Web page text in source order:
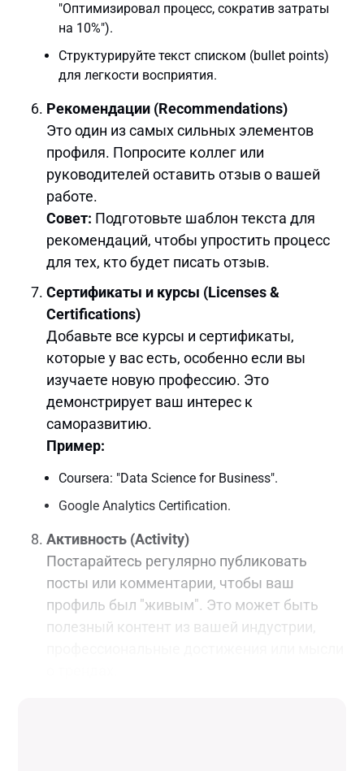
"Оптимизировал процесс, сократив затраты
на 10%").
Структурируйте текст списком (bullet points)
для легкости восприятия.
Рекомендации (Recommendations)
Это один из самых сильных элементов
профиля. Попросите коллег или
руководителей оставить отзыв о вашей
работе.
Совет: Подготовьте шаблон текста для
рекомендаций, чтобы упростить процесс
для тех, кто будет писать отзыв.
Сертификаты и курсы (Licenses &
Certifications)
Добавьте все курсы и сертификаты,
которые у вас есть, особенно если вы
изучаете новую профессию. Это
демонстрирует ваш интерес к
саморазвитию.
Пример:
Coursera: "Data Science for Business".
Google Analytics Certification.
Активность (Activity)
Постарайтесь регулярно публиковать
посты или комментарии, чтобы ваш
профиль был "живым". Это может быть
полезный контент из вашей индустрии,